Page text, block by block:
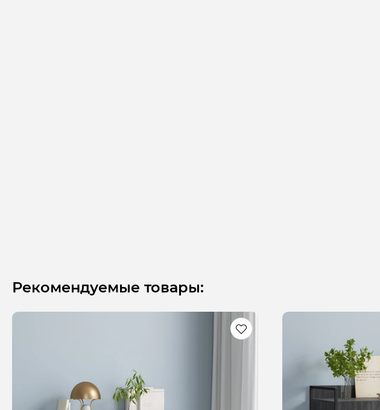
Рекомендуемые товары: